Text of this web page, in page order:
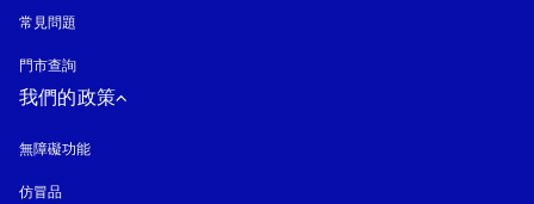
常見問題
門市查詢
我們的政策
無障礙功能
仿冒品